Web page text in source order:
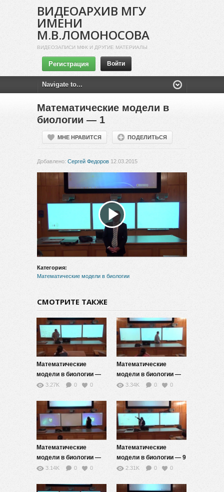
ВИДЕОАРХИВ МГУ
ИМЕНИ
М.В.ЛОМОНОСОВА
ВИДЕОЗАПИСИ МФК И ДРУГИЕ МАТЕРИАЛЫ
Регистрация Войти
Математические модели в
биологии — 1
МНЕ НРАВИТСЯ ПОДЕЛИТЬСЯ
Добавлено: Сергей Федоров 12.03.2015
Воспроизвести
видео
Категория:
Математические модели в биологии
СМОТРИТЕ ТАКЖЕ
Математические
модели в биологии —
12 3.27K 0 0
Математические
модели в биологии —
11 3.34K 0 0
Математические
модели в биологии —
10 3.14K 0 0
Математические
модели в биологии — 9
2.31K 0 0